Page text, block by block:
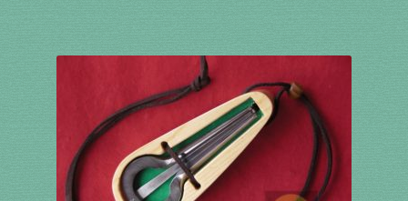
111 à 120€
121 à 130€